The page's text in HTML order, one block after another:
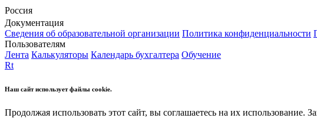
Россия
Документация
Сведения об образовательной организации Политика конфиденциальности
Пользователям
Лента Калькуляторы Календарь бухгалтера Обучение
Rt
Наш сайт использует файлы cookie.
Продолжая использовать этот сайт, вы соглашаетесь на их использование.